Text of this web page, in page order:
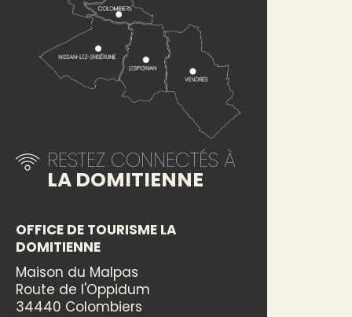
RESTEZ CONNECTÉS À
LA DOMITIENNE
OFFICE DE TOURISME LA
DOMITIENNE
Maison du Malpas
Route de l'Oppidum
34440 Colombiers